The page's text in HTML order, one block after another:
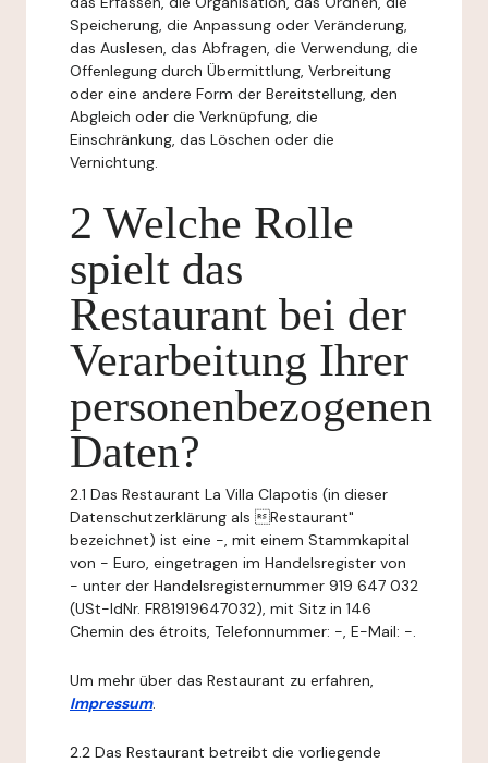
Speicherung, die Anpassung oder Veränderung,
das Auslesen, das Abfragen, die Verwendung, die
Offenlegung durch Übermittlung, Verbreitung
oder eine andere Form der Bereitstellung, den
Abgleich oder die Verknüpfung, die
Einschränkung, das Löschen oder die
Vernichtung.
2 Welche Rolle
spielt das
Restaurant bei der
Verarbeitung Ihrer
personenbezogenen
Daten?
2.1 Das Restaurant La Villa Clapotis (in dieser
Datenschutzerklärung als Restaurant"
bezeichnet) ist eine -, mit einem Stammkapital
von - Euro, eingetragen im Handelsregister von
- unter der Handelsregisternummer 919 647 032
(USt-IdNr. FR81919647032), mit Sitz in 146
Chemin des étroits, Telefonnummer: -, E-Mail: -.
Um mehr über das Restaurant zu erfahren,
Impressum.
2.2 Das Restaurant betreibt die vorliegende